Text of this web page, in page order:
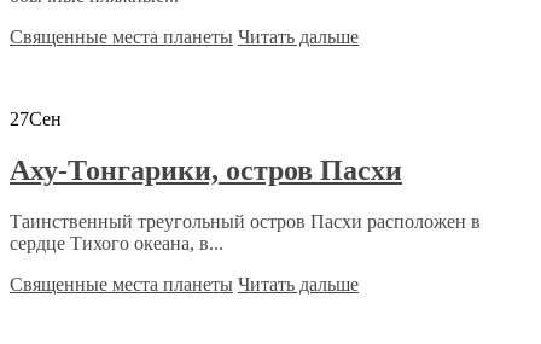
Священные места планеты Читать дальше
27Сен
Аху-Тонгарики, остров Пасхи
Таинственный треугольный остров Пасхи расположен в
сердце Тихого океана, в...
Священные места планеты Читать дальше